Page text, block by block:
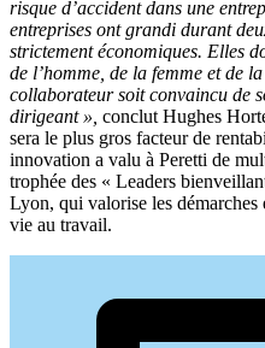
risque d’accident dans une
entreprises ont grandi durant
strictement économiques. Elles
de l’homme, de la femme et de
collaborateur soit convaincu de
dirigeant », conclut Hughes
sera le plus gros facteur de
innovation a valu à Peretti de
trophée des « Leaders
Lyon, qui valorise les démarches
vie au travail.